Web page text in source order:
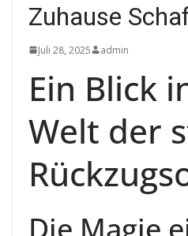
Zuhause
Juli 28, 2025 admin
Ein Blick
Welt der
Die Magie